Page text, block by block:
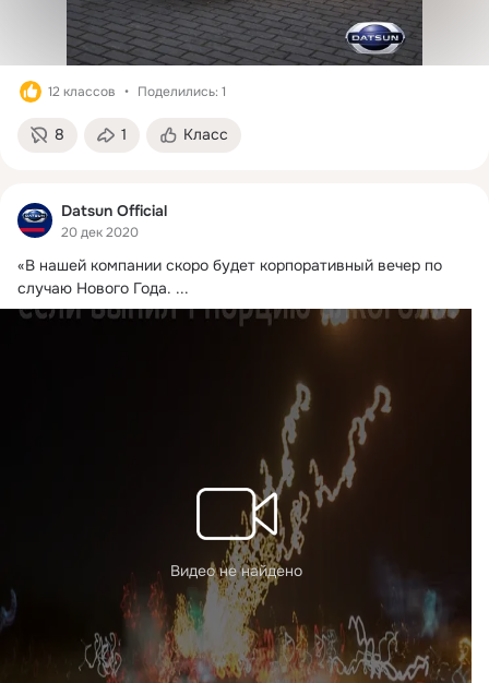
12 классов Поделились: 1
8 1 Класс
Datsun Official
20 дек 2020
«В нашей компании скоро будет корпоративный вечер по
случаю Нового Года. ...
Видео не найдено